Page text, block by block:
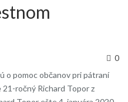
0
o pomoc občanov pri pátraní
ročný Richard Topor z